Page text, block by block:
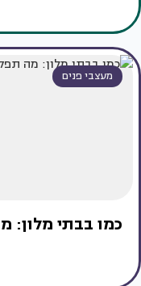
מעצבי פנים
כמו בבתי מלון: